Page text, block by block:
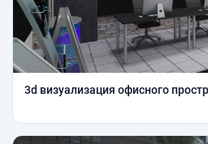
3d визуализация офисного